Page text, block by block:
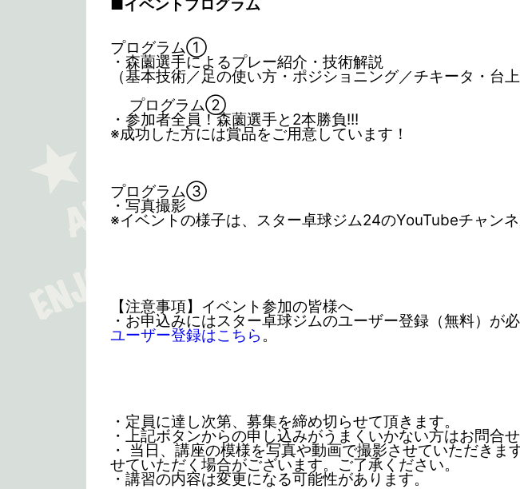
■イベントプログラム
プログラム①
・森薗選手によるプレー紹介・技術解説
（基本技術／足の使い方・ポジショニング／チキータ・台上
プログラム②
・参加者全員！森薗選手と2本勝負!!!
※成功した方には賞品をご用意しています！
プログラム③
・写真撮影
※イベントの様子は、スター卓球ジム24のYouTubeチャン
【注意事項】イベント参加の皆様へ
・お申込みにはスター卓球ジムのユーザー登録（無料）が必
ユーザー登録はこちら 。
・定員に達し次第、募集を締め切らせて頂きます。
・上記ボタンからの申し込みがうまくいかない方はお問合
・ 当日、講座の模様を写真や動画で撮影させていただき
せていただく場合がございます。ご了承ください。
・講習の内容は変更になる可能性があります。